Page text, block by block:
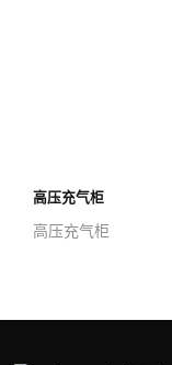
高压充气柜
高压充气柜